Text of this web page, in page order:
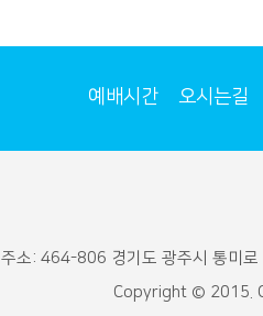
예배시간 오시는길
주소: 464-806 경기도 광주시 통미
Copyright © 2015.